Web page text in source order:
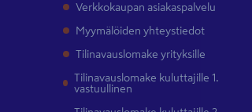
Verkkokaupan asiakaspalvelu
Myymälöiden yhteystiedot
Tilinavauslomake yrityksille
Tilinavauslomake kuluttajille 1.
vastuullinen